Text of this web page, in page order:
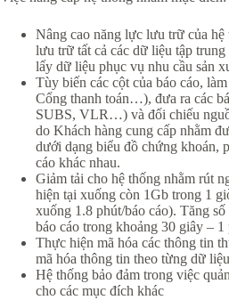
Nâng cao năng lực lưu trữ của
lưu trữ tất cả các dữ liệu tập
lấy dữ liệu phục vụ nhu cầu sản
Tùy biến các cột của báo cáo,
Cổng thanh toán…), đưa ra các
SUBS, VLR…) và đối chiếu
do Khách hàng cung cấp nhằm
dưới dạng biểu đồ chứng khoán,
cáo khác nhau.
Giảm tải cho hệ thống nhằm rút
hiện tại xuống còn 1Gb trong 1
xuống 1.8 phút/báo cáo). Tăng
báo cáo trong khoảng 30 giây – 1
Thực hiện mã hóa các thông tin
mã hóa thông tin theo từng dữ
Hệ thống bảo đảm trong việc
cho các mục đích khác